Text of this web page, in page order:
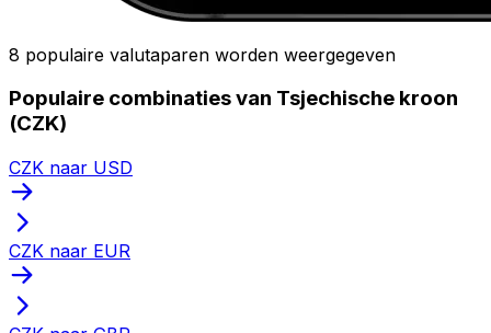
8 populaire valutaparen worden weergegeven
Populaire combinaties van Tsjechische kroon
(CZK)
CZK naar USD
CZK naar EUR